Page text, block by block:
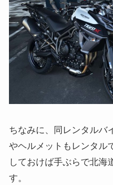
ちなみに、同レンタルバ
やヘルメットもレンタル
しておけば手ぶらで北海
す。